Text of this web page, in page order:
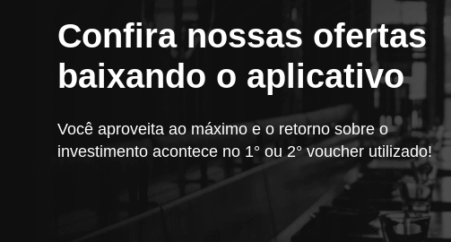
Confira nossas ofertas
baixando o aplicativo
Você aproveita ao máximo e o retorno sobre o
investimento acontece no 1° ou 2° voucher utilizado!